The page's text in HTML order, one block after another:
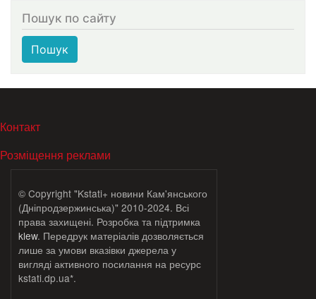
Пошук по сайту
Пошук
МЕНЮ В ПОДВАЛЕ
Контакт
Розміщення реклами
© Copyright "Kstati+ новини Кам'янського
(Дніпродзержинська)" 2010-2024. Всі
права захищені. Розробка та підтримка
klew. Передрук матеріалів дозволяється
лише за умови вказівки джерела у
вигляді активного посилання на ресурс
kstati.dp.ua*.